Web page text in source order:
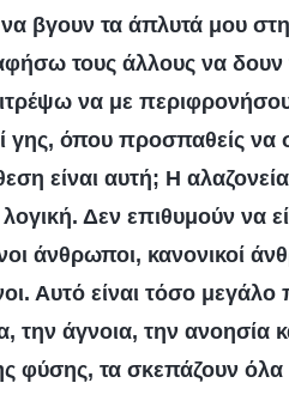
βγουν τα άπλυτά μου
τους άλλους να δουν
να με
γης, όπου προσπαθείς να
είναι αυτή; Η
Δεν επιθυμούν να
άνθρωποι, κανονικοί
Αυτό είναι τόσο
την άγνοια, την ανοησία
φύσης, τα σκεπάζουν όλα